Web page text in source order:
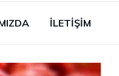
İLETIŞIM